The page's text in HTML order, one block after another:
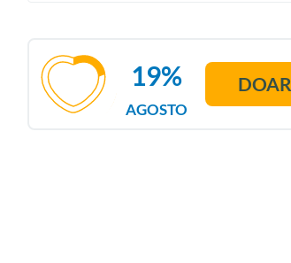
AGOSTO
19% DOAR